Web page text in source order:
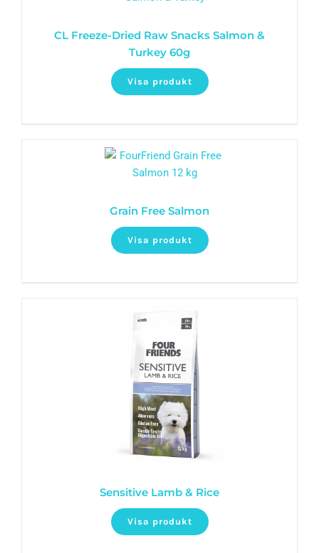
CL Freeze-Dried Raw Snacks Salmon &
Turkey 60g
Visa produkt
Grain Free Salmon
Visa produkt
Sensitive Lamb & Rice
Visa produkt